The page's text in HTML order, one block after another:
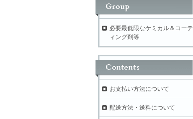
必要最低限なケミカル＆コーテ
ィング剤等
お支払い方法について
配送方法・送料について